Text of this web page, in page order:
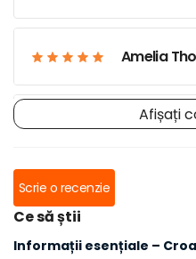
Amelia
Jasmine P.
Afișați
Scrie o recenzie
Ce să știi
Informații esențiale –